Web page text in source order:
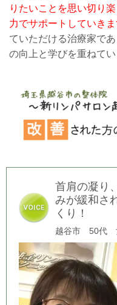
りたいことを思い切り
力でサポートしていきま
ていただける治療家で
の向上と学びを重ねて
首肩の凝り
みが緩和さ
くり！
越谷市 50代